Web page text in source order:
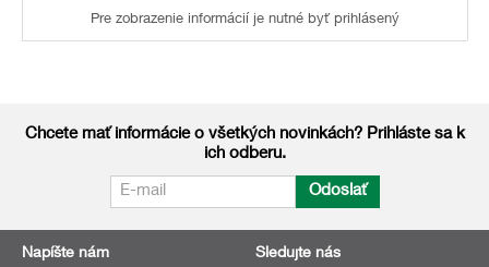
Pre zobrazenie informácií je nutné byť prihlásený
Chcete mať informácie o všetkých novinkách? Prihláste sa k
ich odberu.
Odoslať
Napíšte nám Sledujte nás